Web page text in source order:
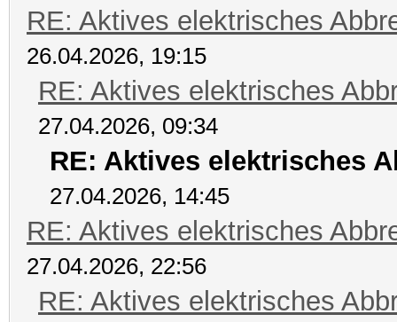
RE: Aktives elektrisches
26.04.2026, 19:15
RE: Aktives elektrisches
27.04.2026, 09:34
RE: Aktives elektrisches
27.04.2026, 14:45
RE: Aktives elektrisches
27.04.2026, 22:56
RE: Aktives elektrisches